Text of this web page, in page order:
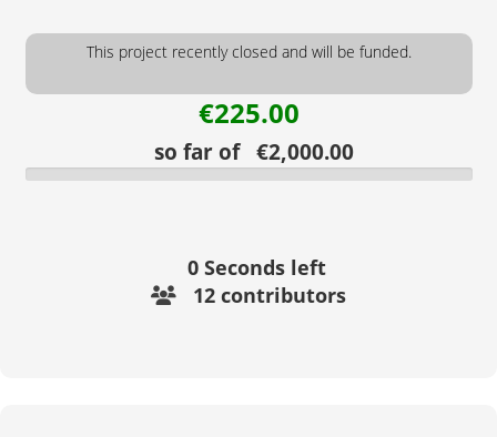
This project recently closed and will be funded.
€225.00
so far of €2,000.00
0 Seconds left
12 contributors